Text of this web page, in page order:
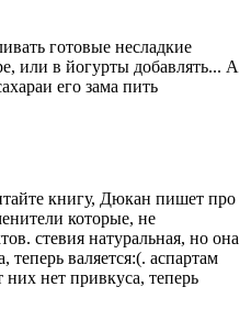
готовые несладкие
или в йогурты добавлять... А
его зама пить
книгу, Дюкан пишет про
которые, не
стевия натуральная, но она
теперь валяется:(. аспартам
нет привкуса, теперь